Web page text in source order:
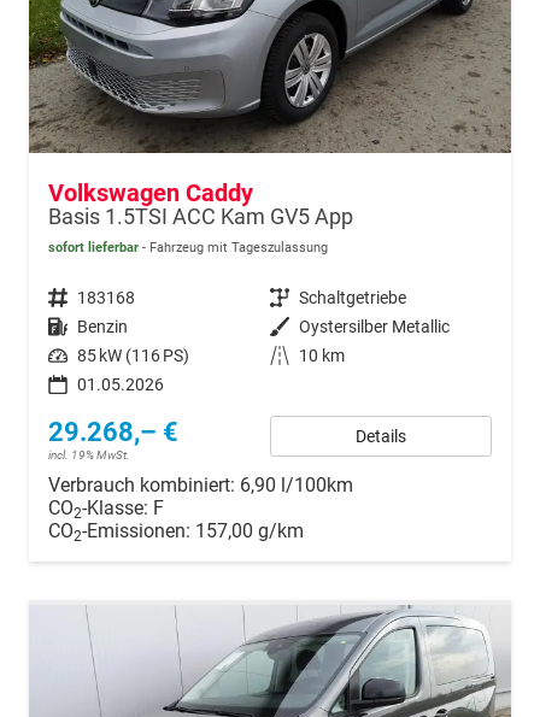
Volkswagen Caddy
Basis 1.5TSI ACC Kam GV5 App
sofort lieferbar Fahrzeug mit Tageszulassung
Fahrzeugnr. 183168 Getriebe Schaltgetriebe
Kraftstoff Benzin Außenfarbe Oystersilber Metallic
Leistung 85 kW (116 PS) Kilometerstand
10 km
01.05.2026
29.268,– €
incl. 19% MwSt.
Details
Verbrauch kombiniert: 6,90 l/100km
CO2-Klasse: F
CO2-Emissionen: 157,00 g/km